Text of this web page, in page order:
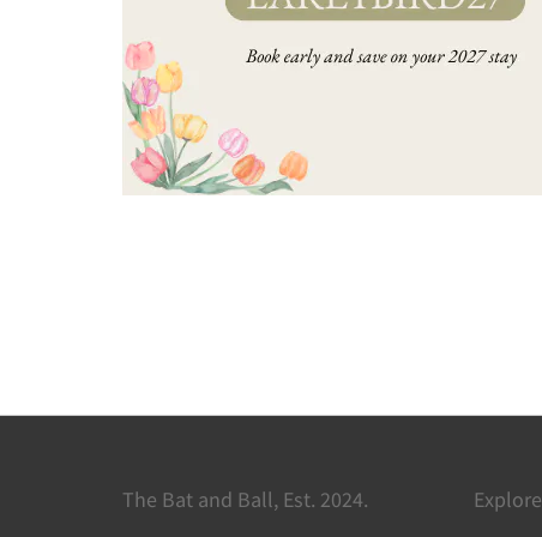
The Bat and Ball, Est. 2024. Explore